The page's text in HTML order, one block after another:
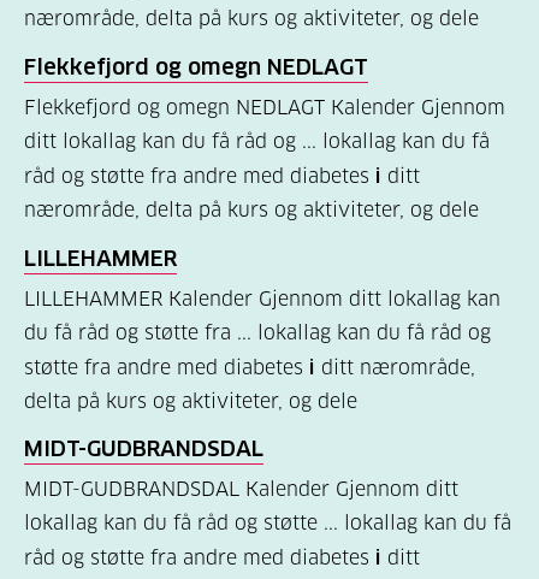
(43)
Diabetes
type
2
(17)
Hva
er
diabetes?
(7)
Bli
medlem
(1)
nærområde, delta på kurs og aktiviteter, og dele
Flekkefjord og omegn NEDLAGT
Flekkefjord og omegn NEDLAGT Kalender Gjennom
ditt lokallag kan du få råd og ... lokallag kan du få
råd og støtte fra andre med diabetes i ditt
nærområde, delta på kurs og aktiviteter, og dele
LILLEHAMMER
LILLEHAMMER Kalender Gjennom ditt lokallag kan
du få råd og støtte fra ... lokallag kan du få råd og
støtte fra andre med diabetes i ditt nærområde,
delta på kurs og aktiviteter, og dele
MIDT-GUDBRANDSDAL
MIDT-GUDBRANDSDAL Kalender Gjennom ditt
lokallag kan du få råd og støtte ... lokallag kan du få
råd og støtte fra andre med diabetes i ditt